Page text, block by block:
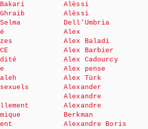
Alèssi
Alèssi
Dell’Umbria
Alex
Alex Baladi
Alex Barbier
Alex Cadourcy
Alex pense
Alex Türk
Alexander
Alexandre
Alexandre
Berkman
Alexandre Boris